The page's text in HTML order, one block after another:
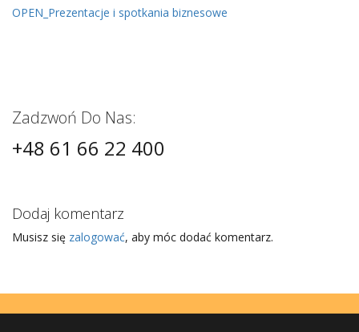
OPEN_Prezentacje i spotkania biznesowe
Zadzwoń Do Nas:
+48 61 66 22 400
Dodaj komentarz
Musisz się zalogować, aby móc dodać komentarz.